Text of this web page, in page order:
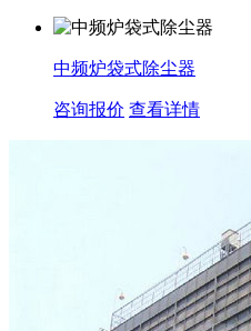
中频炉袋式除尘器
咨询报价 查看详情